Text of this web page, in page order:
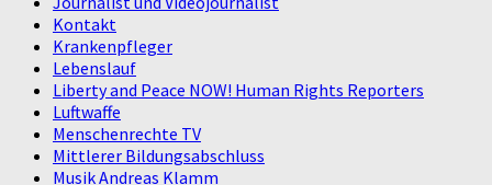
Kontakt
Krankenpfleger
Lebenslauf
Liberty and Peace NOW! Human Rights Reporters
Luftwaffe
Menschenrechte TV
Mittlerer Bildungsabschluss
Musik Andreas Klamm